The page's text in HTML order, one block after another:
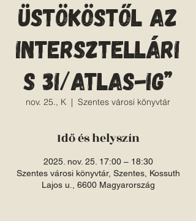
üstököstől az
intersztellári
s 3I/ATLAS-ig”
nov. 25., K
  |
Szentes városi könyvtár
Idő és helyszín
2025. nov. 25. 17:00 – 18:30
Szentes városi könyvtár, Szentes, Kossuth
Lajos u., 6600 Magyarország